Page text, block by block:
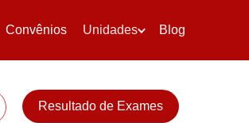
Convênios Unidades Blog
Resultado de Exames